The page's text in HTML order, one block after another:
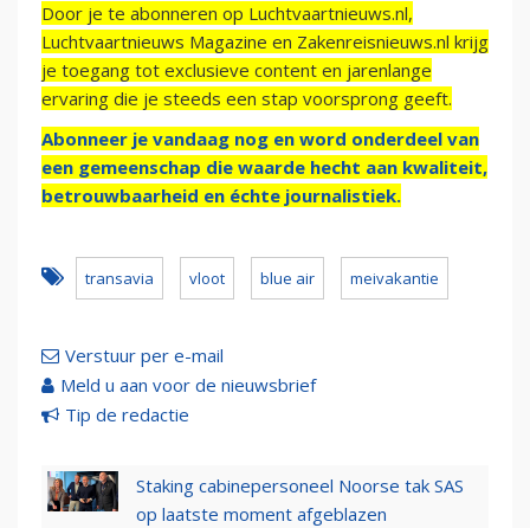
Door je te abonneren op Luchtvaartnieuws.nl,
Luchtvaartnieuws Magazine en Zakenreisnieuws.nl krijg
je toegang tot exclusieve content en jarenlange
ervaring die je steeds een stap voorsprong geeft.
Abonneer je vandaag nog en word onderdeel van
een gemeenschap die waarde hecht aan kwaliteit,
betrouwbaarheid en échte journalistiek.
transavia vloot blue air meivakantie
Verstuur per e-mail
Meld u aan voor de nieuwsbrief
Tip de redactie
Staking cabinepersoneel Noorse tak SAS
op laatste moment afgeblazen